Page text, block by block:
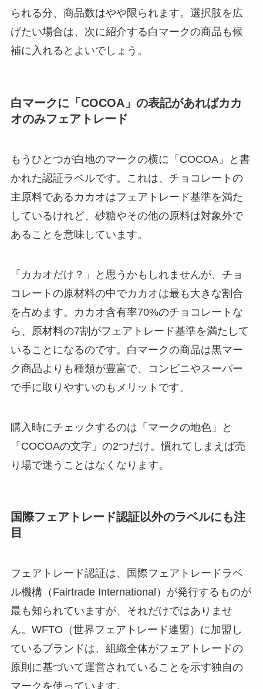
られる分、商品数はやや限られます。選択肢を広
げたい場合は、次に紹介する白マークの商品も候
補に入れるとよいでしょう。
白マークに「COCOA」の表記があればカカ
オのみフェアトレード
もうひとつが白地のマークの横に「COCOA」と書
かれた認証ラベルです。これは、チョコレートの
主原料であるカカオはフェアトレード基準を満た
しているけれど、砂糖やその他の原料は対象外で
あることを意味しています。
「カカオだけ？」と思うかもしれませんが、チョ
コレートの原材料の中でカカオは最も大きな割合
を占めます。カカオ含有率70%のチョコレートな
ら、原材料の7割がフェアトレード基準を満たして
いることになるのです。白マークの商品は黒マー
ク商品よりも種類が豊富で、コンビニやスーパー
で手に取りやすいのもメリットです。
購入時にチェックするのは「マークの地色」と
「COCOAの文字」の2つだけ。慣れてしまえば売
り場で迷うことはなくなります。
国際フェアトレード認証以外のラベルにも注
目
フェアトレード認証は、国際フェアトレードラベ
ル機構（Fairtrade International）が発行するものが
最も知られていますが、それだけではありませ
ん。WFTO（世界フェアトレード連盟）に加盟し
ているブランドは、組織全体がフェアトレードの
原則に基づいて運営されていることを示す独自の
マークを使っています。